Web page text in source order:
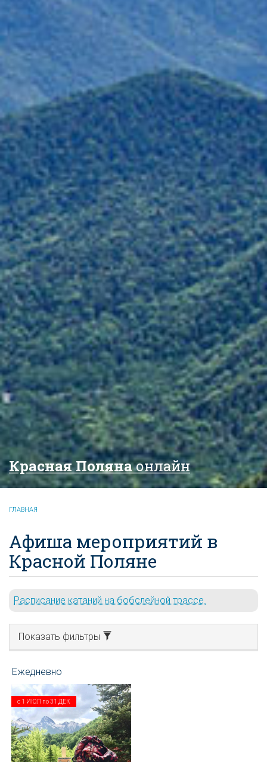
Красная Полянаонлайн
ГЛАВНАЯ
Афиша мероприятий в
Красной Поляне
Расписание катаний на бобслейной трассе.
Показать фильтры
с 1 ИЮЛ по31 ДЕК